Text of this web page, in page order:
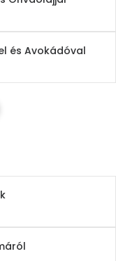
és Avokádóval